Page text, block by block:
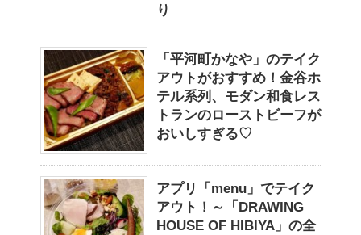
り
「平河町かなや」のテイク
アウトがおすすめ！金谷ホ
テル系列、モダン和食レス
トランのローストビーフが
おいしすぎる♡
アプリ「menu」でテイク
アウト！～「DRAWING
HOUSE OF HIBIYA」の全